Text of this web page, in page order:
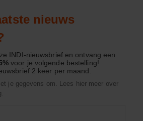
nieuws
INDI-nieuwsbrief en ontvang een
voor je volgende bestelling!
2 keer per maand.
je gegevens om. Lees hier meer over
.